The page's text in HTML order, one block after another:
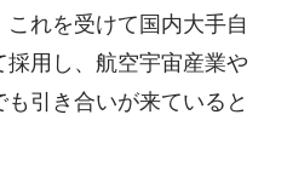
れを受けて国内大手自
用し、航空宇宙産業や
引き合いが来ていると